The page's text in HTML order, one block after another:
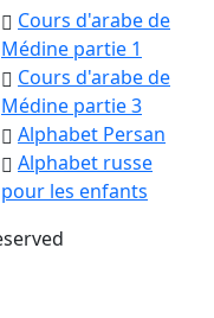
Cours d'arabe de
Médine partie 1
Cours d'arabe de
Médine partie 3
Alphabet Persan
Alphabet russe
pour les enfants